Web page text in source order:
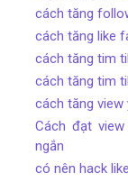
cách tăng
cách tăng like
cách tăng tim
cách tăng tim
cách tăng view
Cách đạt
ngắn
có nên hack